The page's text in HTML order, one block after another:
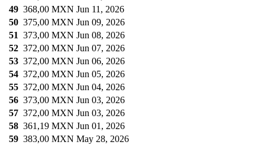
49 368,00 MXN Jun 11, 2026
50 375,00 MXN Jun 09, 2026
51 373,00 MXN Jun 08, 2026
52 372,00 MXN Jun 07, 2026
53 372,00 MXN Jun 06, 2026
54 372,00 MXN Jun 05, 2026
55 372,00 MXN Jun 04, 2026
56 373,00 MXN Jun 03, 2026
57 372,00 MXN Jun 03, 2026
58 361,19 MXN Jun 01, 2026
59 383,00 MXN May 28, 2026